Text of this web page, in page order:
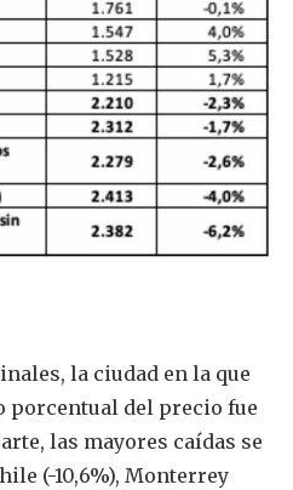
la ciudad en la que
porcentual del precio fue
las mayores caídas se
(-10,6%), Monterrey